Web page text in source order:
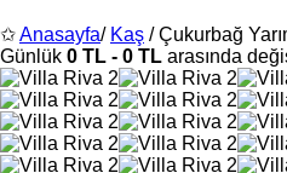
✩Anasayfa/ Kaş / Çukurbağ
Günlük 0 TL - 0 TL arasında